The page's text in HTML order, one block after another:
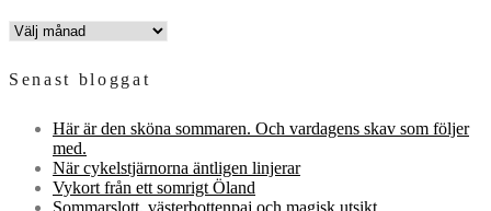
INLÄGGSARKIV
Senast bloggat
Här är den sköna sommaren. Och vardagens skav som följer
med.
När cykelstjärnorna äntligen linjerar
Vykort från ett somrigt Öland